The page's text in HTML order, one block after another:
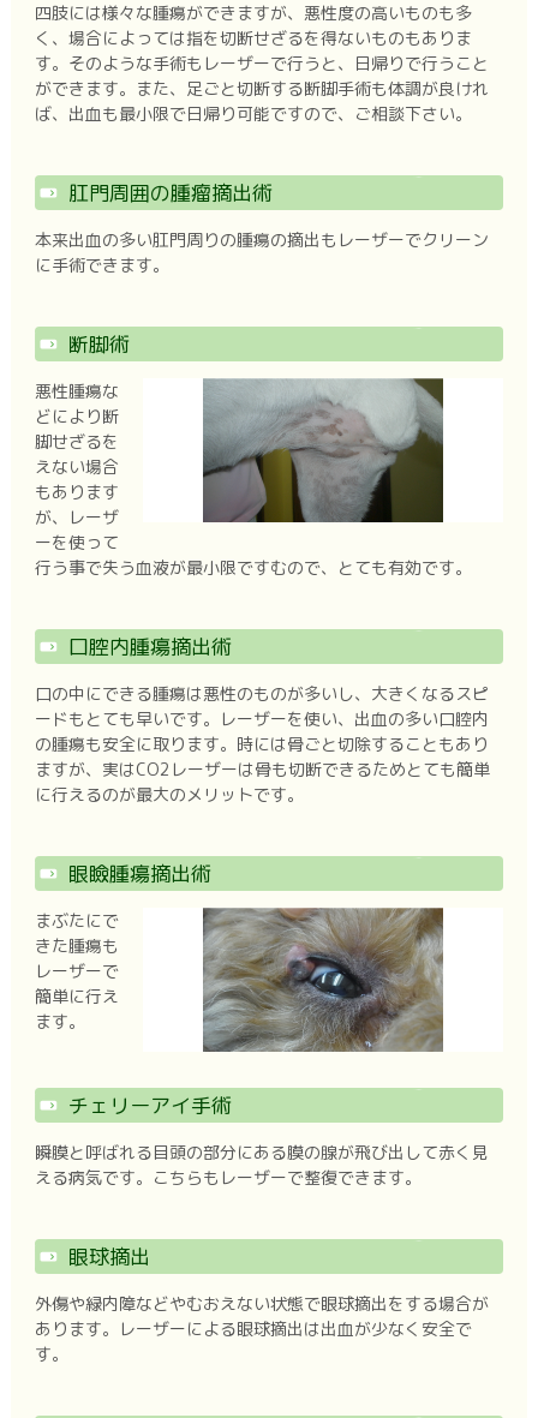
四肢には様々な腫瘍ができますが、悪性度の高いものも多
く、場合によっては指を切断せざるを得ないものもありま
す。そのような手術もレーザーで行うと、日帰りで行うこと
ができます。また、足ごと切断する断脚手術も体調が良けれ
ば、出血も最小限で日帰り可能ですので、ご相談下さい。
肛門周囲の腫瘤摘出術
本来出血の多い肛門周りの腫瘍の摘出もレーザーでクリーン
に手術できます。
断脚術
悪性腫瘍な
どにより断
脚せざるを
えない場合
もあります
が、レーザ
ーを使って
行う事で失う血液が最小限ですむので、とても有効です。
口腔内腫瘍摘出術
口の中にできる腫瘍は悪性のものが多いし、大きくなるスピ
ードもとても早いです。レーザーを使い、出血の多い口腔内
の腫瘍も安全に取ります。時には骨ごと切除することもあり
ますが、実はCO2レーザーは骨も切断できるためとても簡単
に行えるのが最大のメリットです。
眼瞼腫瘍摘出術
まぶたにで
きた腫瘍も
レーザーで
簡単に行え
ます。
チェリーアイ手術
瞬膜と呼ばれる目頭の部分にある膜の腺が飛び出して赤く見
える病気です。こちらもレーザーで整復できます。
眼球摘出
外傷や緑内障などやむおえない状態で眼球摘出をする場合が
あります。レーザーによる眼球摘出は出血が少なく安全で
す。